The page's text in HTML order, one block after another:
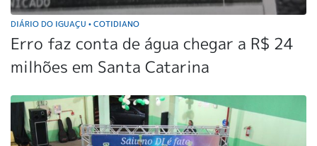
DIÁRIO DO IGUAÇU • COTIDIANO
Erro faz conta de água chegar a R$ 24
milhões em Santa Catarina